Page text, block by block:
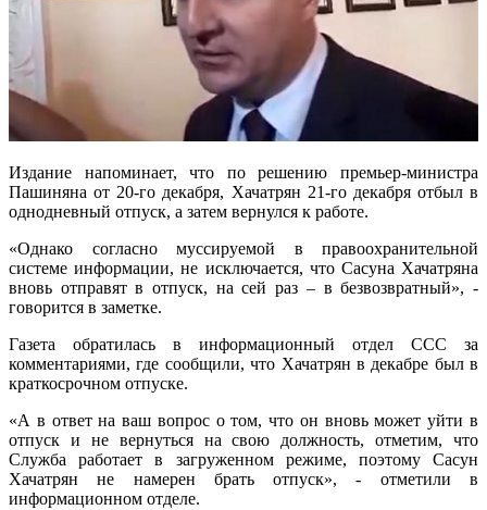
Издание напоминает, что по решению премьер-министра
Пашиняна от 20-го декабря, Хачатрян 21-го декабря отбыл в
однодневный отпуск, а затем вернулся к работе.
«Однако согласно муссируемой в правоохранительной
системе информации, не исключается, что Сасуна Хачатряна
вновь отправят в отпуск, на сей раз – в безвозвратный», -
говорится в заметке.
Газета обратилась в информационный отдел ССС за
комментариями, где сообщили, что Хачатрян в декабре был в
краткосрочном отпуске.
«А в ответ на ваш вопрос о том, что он вновь может уйти в
отпуск и не вернуться на свою должность, отметим, что
Служба работает в загруженном режиме, поэтому Сасун
Хачатрян не намерен брать отпуск», - отметили в
информационном отделе.